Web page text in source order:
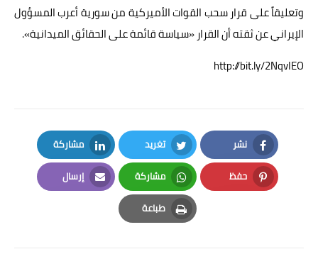
وتعليقاً على قرار سحب القوات الأميركية من سورية أعرب المسؤول
الإيراني عن ثقته أن القرار «سياسة قائمة على الحقائق الميدانية».
http://bit.ly/2NqvIEO
نشر
Facebook
تغريد
Twitter
مشاركة
LinkedIn
حفظ
Pinterest
مشاركة
Whatsapp
إرسال
Email
طباعة
Print